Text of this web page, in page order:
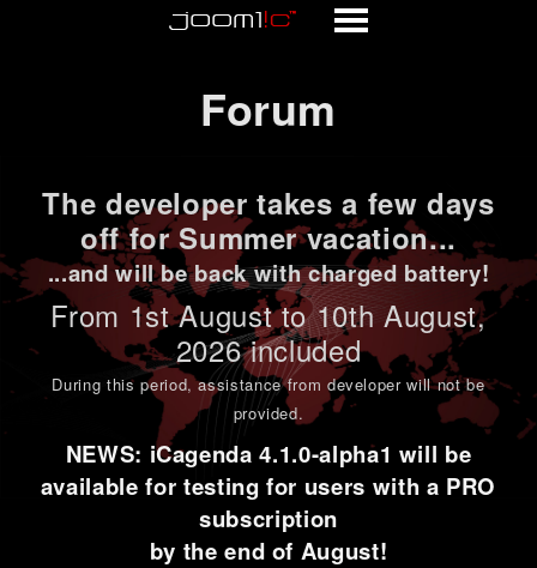
Forum
The developer takes a few days
off for Summer vacation...
...and will be back with charged battery!
From 1stAugust to 10th August,
2026 included
During this period,assistance from developer will not be
provided.
NEWS: iCagenda 4.1.0-alpha1 will be
available for testing for users with a PRO
subscription
by the end of August!